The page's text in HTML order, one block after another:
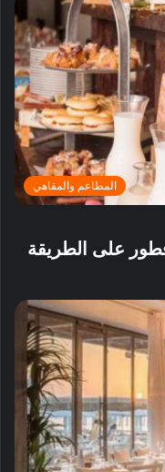
المطاعم والمقاهي
على الطريقة